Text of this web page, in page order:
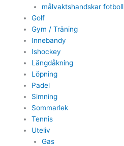
målvaktshandskar fotboll
Golf
Gym / Träning
Innebandy
Ishockey
Längdåkning
Löpning
Padel
Simning
Sommarlek
Tennis
Uteliv
Gas